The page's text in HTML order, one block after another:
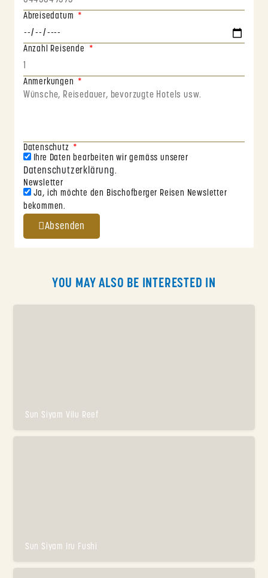
Abreisedatum
Anzahl Reisende
Anmerkungen
Datenschutz
Ihre Daten bearbeiten wir gemäss unserer
Datenschutzerklärung.
Newsletter
Ja, ich möchte den Bischofberger Reisen Newsletter
bekommen.
Absenden
YOU MAY ALSO BE INTERESTED IN
Sun Siyam Vilu Reef
Sun Siyam Iru Fushi